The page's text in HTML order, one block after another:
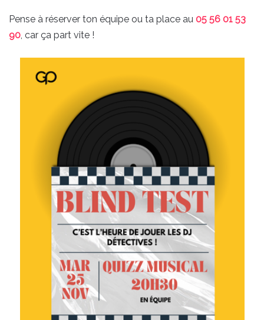
Pense à réserver ton équipe ou ta place au 05 56 01 53
90 , car ça part vite !